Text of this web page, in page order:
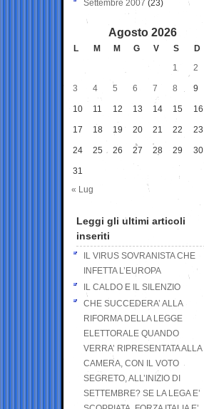
Settembre 2007 (23)
Agosto 2026
L M M G V S
D
1
2
3 4 5 6 7 8 9
10 11 12 13 14 15 16
17 18 19 20 21 22 23
24 25 26 27 28 29 30
31
« Lug
Leggi gli ultimi articoli
inseriti
IL VIRUS SOVRANISTA CHE
INFETTA L’EUROPA
IL CALDO E IL SILENZIO
CHE SUCCEDERA’ ALLA
RIFORMA DELLA LEGGE
ELETTORALE QUANDO
VERRA’ RIPRESENTATA ALLA
CAMERA, CON IL VOTO
SEGRETO, ALL’INIZIO DI
SETTEMBRE? SE LA LEGA E’